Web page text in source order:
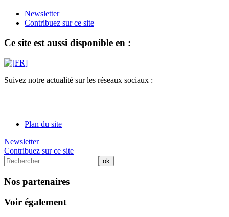
Newsletter
Contribuez sur ce site
Ce site est aussi disponible en :
Suivez notre actualité sur les réseaux sociaux :
Plan du site
Newsletter
Contribuez sur ce site
Nos partenaires
Voir également